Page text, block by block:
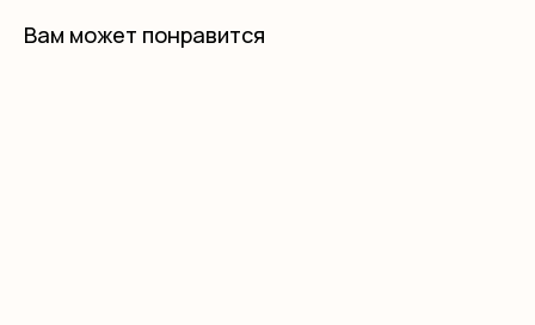
Вам может понравится